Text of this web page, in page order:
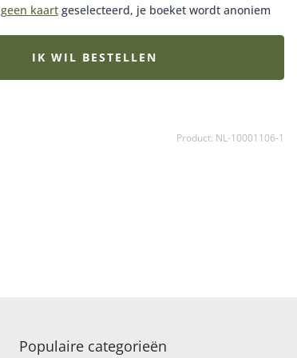
geen kaartgeselecteerd, je boeket wordt anoniem
IK WIL BESTELLEN
Product: NL-10001106-1
Populaire categorieën